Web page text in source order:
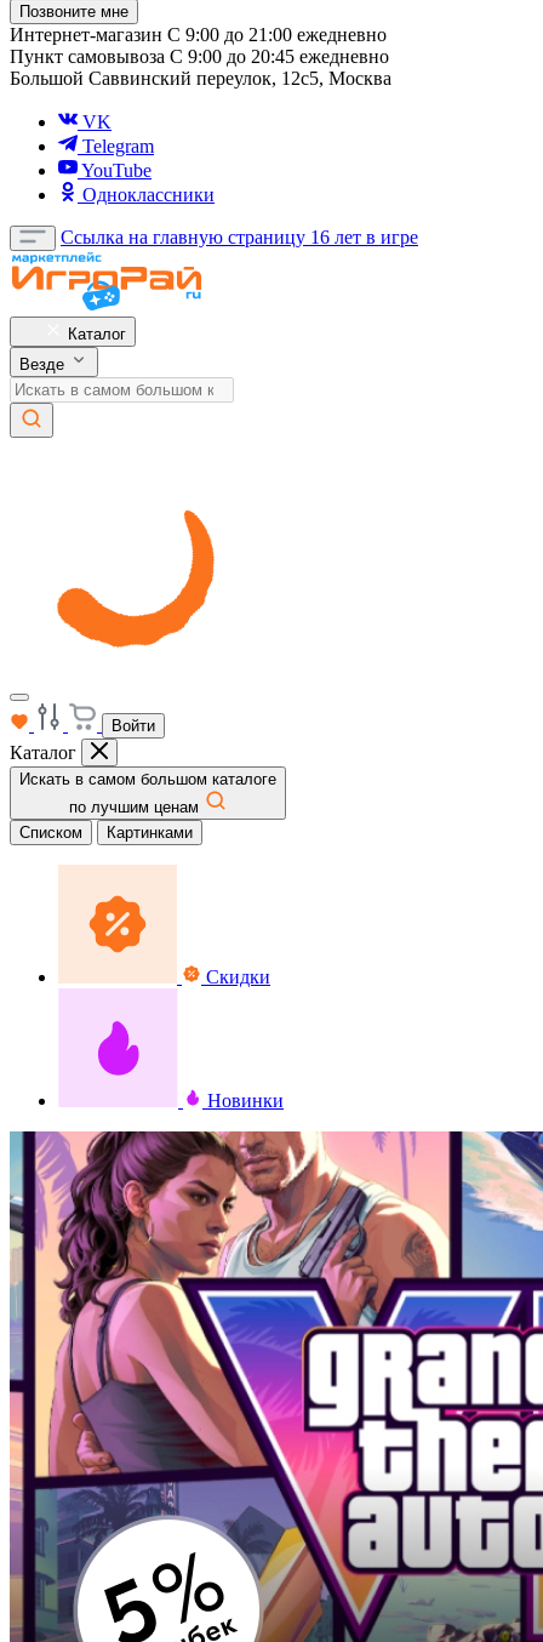
Позвоните мне
Интернет-магазин С 9:00 до 21:00 ежедневно
Пункт самовывоза С 9:00 до 20:45 ежедневно
Большой Саввинский переулок, 12с5, Москва
VK
Telegram
YouTube
Одноклассники
Ссылка на главную страницу 16 лет в игре
Каталог
Везде
Войти
Каталог
Искать в самом большом каталоге
по лучшим ценам
Списком
Картинками
Скидки
Новинки